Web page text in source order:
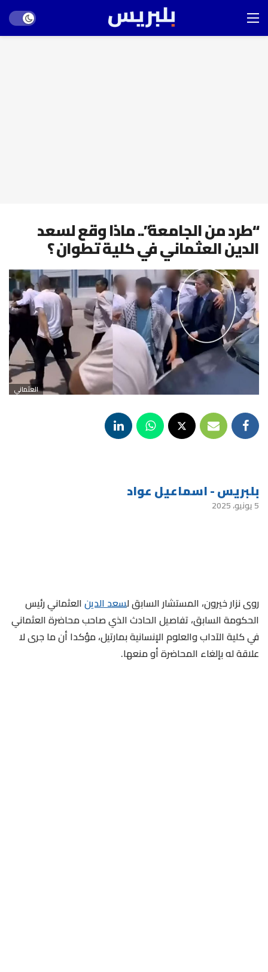
mode
“طرد من الجامعة”.. ماذا وقع لسعد
الدين العثماني في كلية تطوان ؟
العثماني
بلبريس - اسماعيل عواد
5 يونيو، 2025
روى نزار خيرون، المستشار السابق لسعد الدينالعثماني رئيس
الحكومة السابق، تفاصيل الحادث الذي صاحب محاضرة العثماني
في كلية الآداب والعلوم الإنسانية بمارتيل، مؤكدا أن ما جرى لا
علاقة له بإلغاء المحاضرة أو منعها.